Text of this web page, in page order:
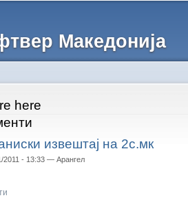
Македонија
here
извештај на 2с.мк
2011 - 13:33 — Арангел